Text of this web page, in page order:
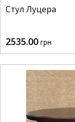
Стул Луцера
2535.00 грн